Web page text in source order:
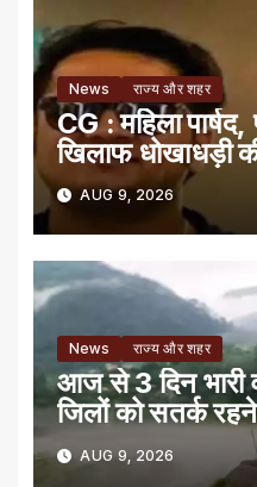
News राज्य और शहर
CG : महिला
खिलाफ धोखाधड़ी
AUG 9, 2026
News राज्य और शहर
आज से 3 दिन भारी
जिलों को सतर्क
AUG 9, 2026